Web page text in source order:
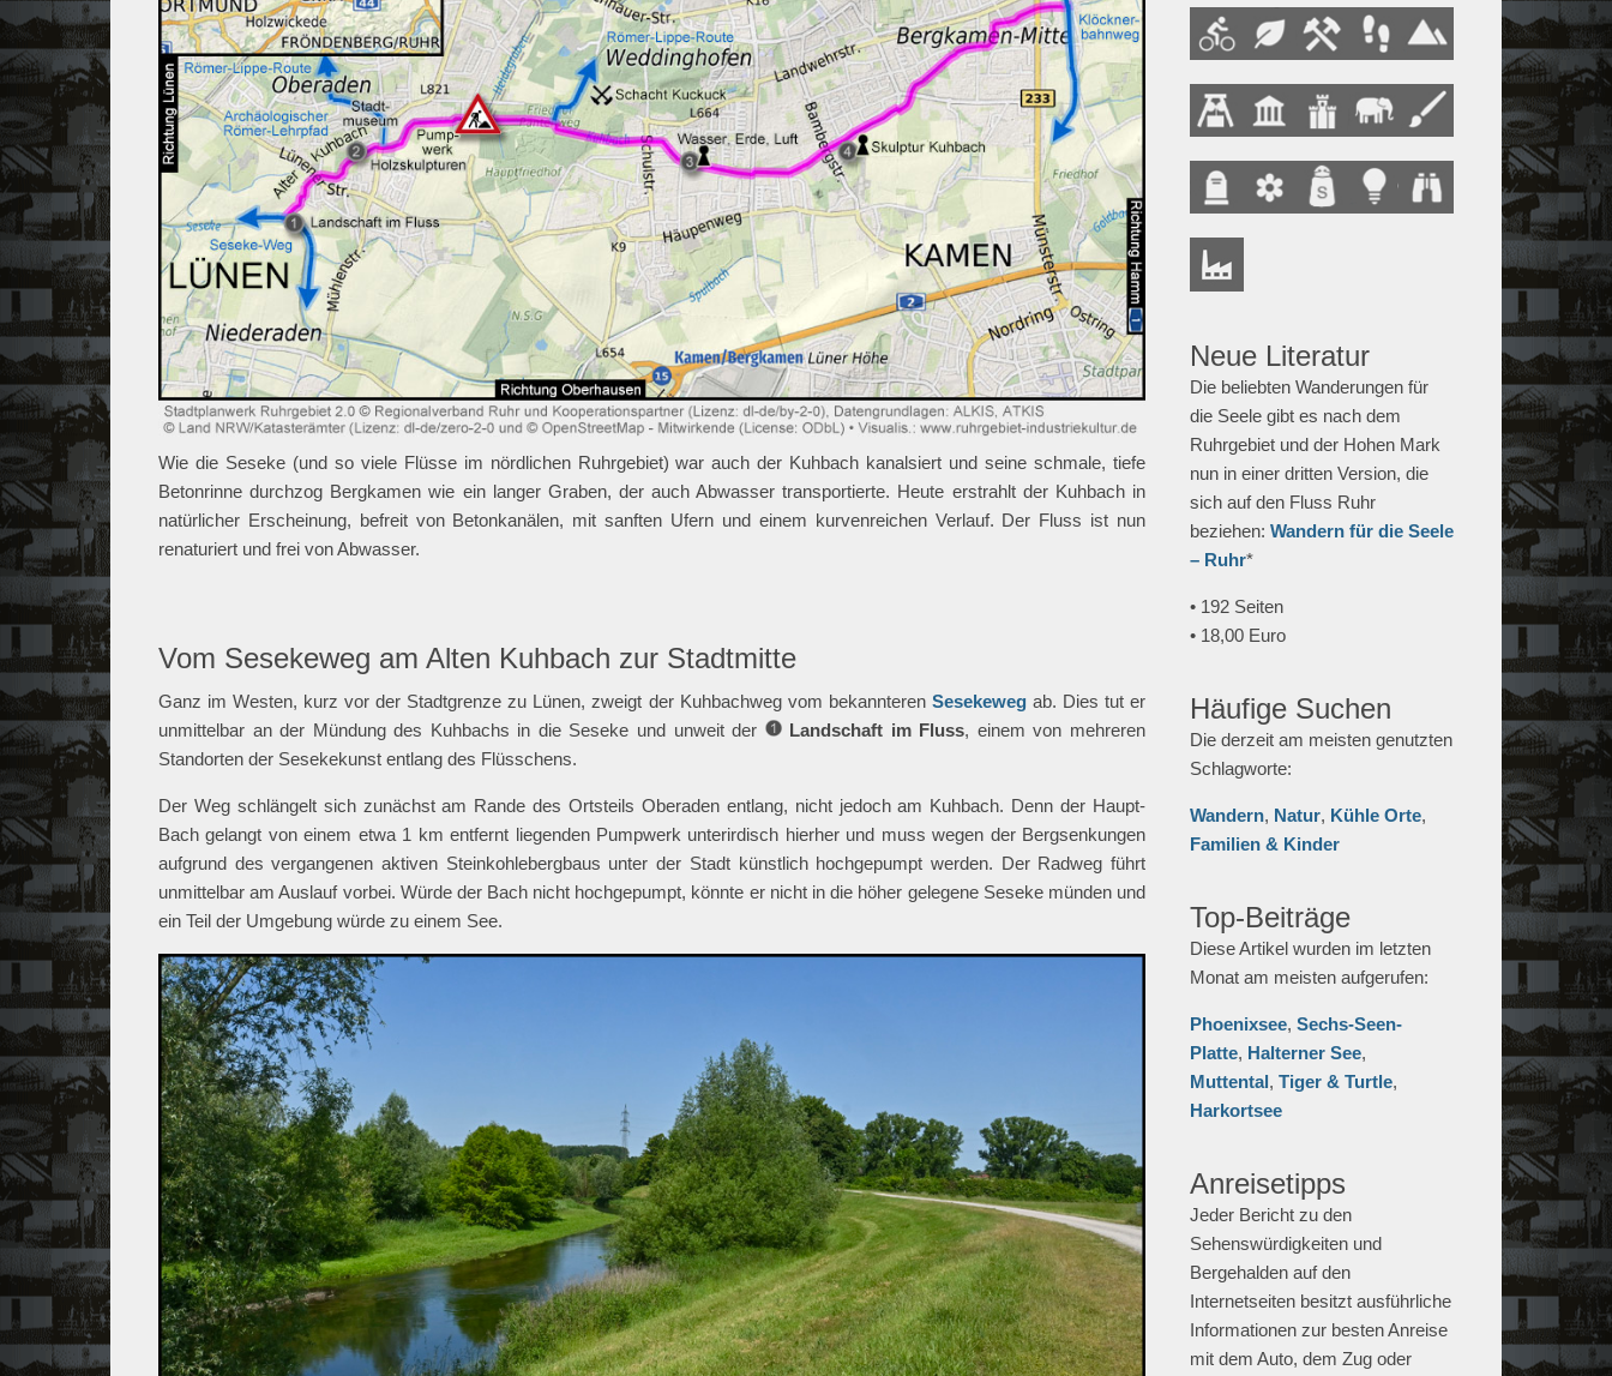
Wie die Seseke (und so viele Flüsse im nördlichen Ruhrgebiet) war auch der Kuhbach kanalsiert und seine schmale, tiefe
Betonrinne durchzog Bergkamen wie ein langer Graben, der auch Abwasser transportierte. Heute erstrahlt der Kuhbach in
natürlicher Erscheinung, befreit von Betonkanälen, mit sanften Ufern und einem kurvenreichen Verlauf. Der Fluss ist nun
renaturiert und frei von Abwasser.
Vom Sesekeweg am Alten Kuhbach zur Stadtmitte
Ganz im Westen, kurz vor der Stadtgrenze zu Lünen, zweigt der Kuhbachweg vom bekannteren Sesekeweg ab. Dies tut er
unmittelbar an der Mündung des Kuhbachs in die Seseke und unweit der
Landschaft im Fluss, einem von mehreren
Standorten der Sesekekunst entlang des Flüsschens.
Der Weg schlängelt sich zunächst am Rande des Ortsteils Oberaden entlang, nicht jedoch am Kuhbach. Denn der Haupt-
Bach gelangt von einem etwa 1 km entfernt liegenden Pumpwerk unterirdisch hierher und muss wegen der Bergsenkungen
aufgrund des vergangenen aktiven Steinkohlebergbaus unter der Stadt künstlich hochgepumpt werden. Der Radweg führt
unmittelbar am Auslauf vorbei. Würde der Bach nicht hochgepumpt, könnte er nicht in die höher gelegene Seseke münden und
ein Teil der Umgebung würde zu einem See.
Neue Literatur
Die beliebten Wanderungen für
die Seele gibt es nach dem
Ruhrgebiet und der Hohen Mark
nun in einer dritten Version, die
sich auf den Fluss Ruhr
beziehen: Wandern für die Seele
– Ruhr*
• 192 Seiten
• 18,00 Euro
Häufige Suchen
Die derzeit am meisten genutzten
Schlagworte:
Wandern, Natur, Kühle Orte,
Familien & Kinder
Top-Beiträge
Diese Artikel wurden im letzten
Monat am meisten aufgerufen:
Phoenixsee, Sechs-Seen-
Platte, Halterner See,
Muttental, Tiger & Turtle,
Harkortsee
Anreisetipps
Jeder Bericht zu den
Sehenswürdigkeiten und
Bergehalden auf den
Internetseiten besitzt ausführliche
Informationen zur besten Anreise
mit dem Auto, dem Zug oder